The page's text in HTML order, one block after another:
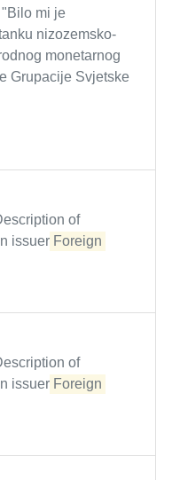
mi je
nizozemsko-
monetarnog
Grupacije Svjetske
of
issuer Foreign
of
issuer Foreign